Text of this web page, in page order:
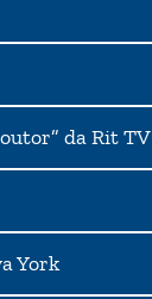
da Rit TV
York